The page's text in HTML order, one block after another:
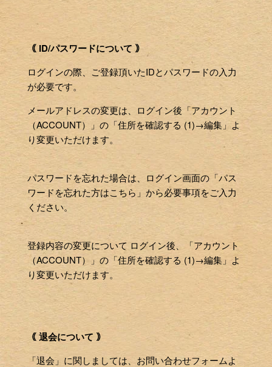
｟ ID/パスワードについて ｠
ログインの際、ご登録頂いたIDとパスワードの入力
が必要です。
メールアドレスの変更は、ログイン後「アカウント
（ACCOUNT）」の「住所を確認する (1)→編集」よ
り変更いただけます。
パスワードを忘れた場合は、ログイン画面の「パス
ワードを忘れた方はこちら」から必要事項をご入力
ください。
登録内容の変更について ログイン後、「アカウント
（ACCOUNT）」の「住所を確認する (1)→編集」よ
り変更いただけます。
｟ 退会について ｠
「退会」に関しましては、お問い合わせフォームよ